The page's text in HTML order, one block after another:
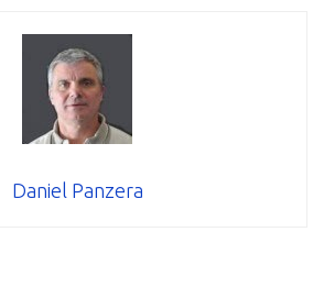
Daniel Panzera